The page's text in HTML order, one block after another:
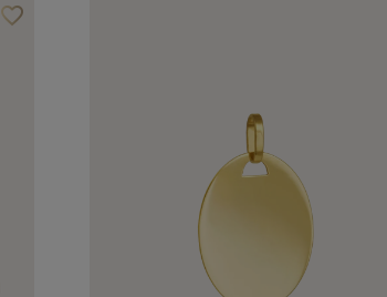
favorite_borderAjouter à vos favoris